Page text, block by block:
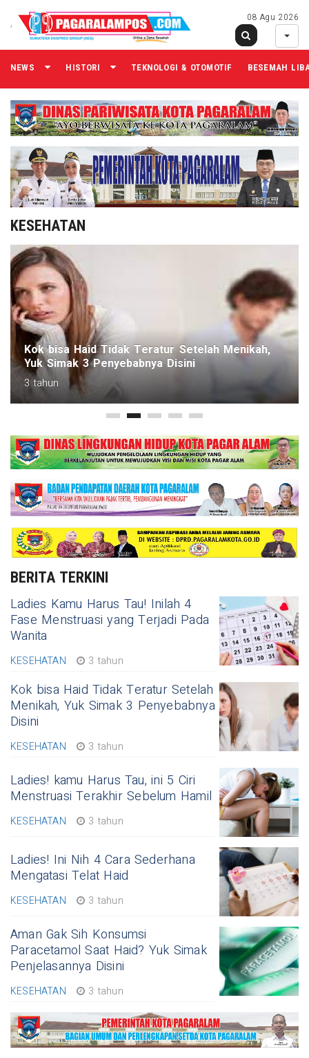
08 Agu 2026
NEWS HISTORI TEKNOLOGI & OTOMOTIF BESEMAH
KESEHATAN
Kok bisa Haid Tidak Teratur Setelah Menikah,
Yuk Simak 3 Penyebabnya Disini
3 tahun
BERITA TERKINI
Ladies Kamu Harus Tau! Inilah 4
Fase Menstruasi yang Terjadi Pada
Wanita
KESEHATAN 3 tahun
Kok bisa Haid Tidak Teratur Setelah
Menikah, Yuk Simak 3 Penyebabnya
Disini
KESEHATAN 3 tahun
Ladies! kamu Harus Tau, ini 5 Ciri
Menstruasi Terakhir Sebelum Hamil
KESEHATAN 3 tahun
Ladies! Ini Nih 4 Cara Sederhana
Mengatasi Telat Haid
KESEHATAN 3 tahun
Aman Gak Sih Konsumsi
Paracetamol Saat Haid? Yuk Simak
Penjelasannya Disini
KESEHATAN 3 tahun